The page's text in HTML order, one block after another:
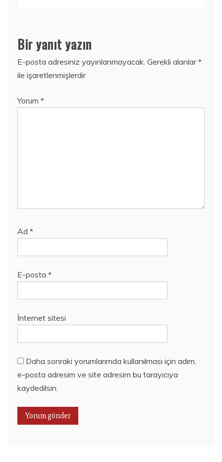
Bir yanıt yazın
E-posta adresiniz yayınlanmayacak. Gerekli alanlar*
ile işaretlenmişlerdir
Yorum *
Ad *
E-posta *
İnternet sitesi
Daha sonraki yorumlarımda kullanılması için adım,
e-posta adresim ve site adresim bu tarayıcıya
kaydedilsin.